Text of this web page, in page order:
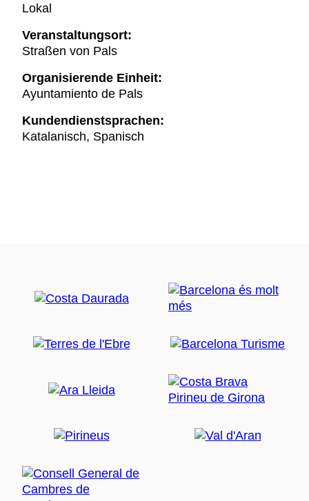
Lokal
Veranstaltungsort:
Straßen von Pals
Organisierende Einheit:
Ayuntamiento de Pals
Kundendienstsprachen:
Katalanisch, Spanisch